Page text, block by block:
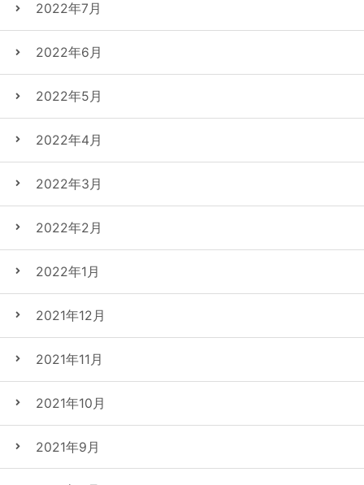
2022年7月
2022年6月
2022年5月
2022年4月
2022年3月
2022年2月
2022年1月
2021年12月
2021年11月
2021年10月
2021年9月